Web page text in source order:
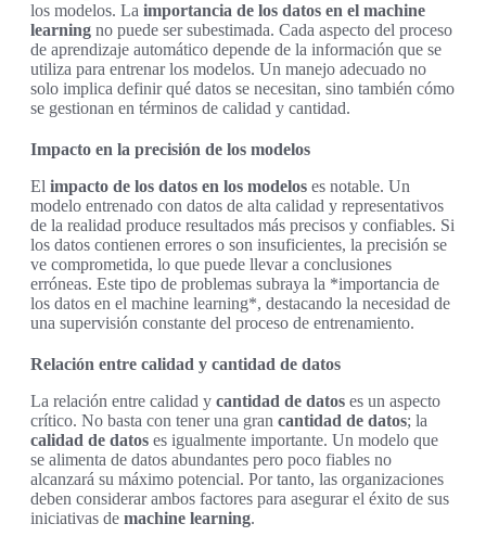
los modelos. La importancia de los datos en el machine
learning no puede ser subestimada. Cada aspecto del proceso
de aprendizaje automático depende de la información que se
utiliza para entrenar los modelos. Un manejo adecuado no
solo implica definir qué datos se necesitan, sino también cómo
se gestionan en términos de calidad y cantidad.
Impacto en la precisión de los modelos
El impacto de los datos en los modelos es notable. Un
modelo entrenado con datos de alta calidad y representativos
de la realidad produce resultados más precisos y confiables. Si
los datos contienen errores o son insuficientes, la precisión se
ve comprometida, lo que puede llevar a conclusiones
erróneas. Este tipo de problemas subraya la *importancia de
los datos en el machine learning*, destacando la necesidad de
una supervisión constante del proceso de entrenamiento.
Relación entre calidad y cantidad de datos
La relación entre calidad y cantidad de datos es un aspecto
crítico. No basta con tener una gran cantidad de datos; la
calidad de datos es igualmente importante. Un modelo que
se alimenta de datos abundantes pero poco fiables no
alcanzará su máximo potencial. Por tanto, las organizaciones
deben considerar ambos factores para asegurar el éxito de sus
iniciativas de machine learning.